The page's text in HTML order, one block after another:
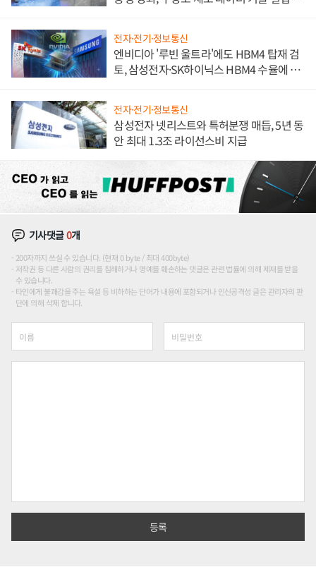
전자·전기·정보통신
엔비디아 '루빈 울트라'에도 HBM4 탑재 검
토, 삼성전자·SK하이닉스 HBM4 수율에 주
전자·전기·정보통신
삼성전자 넷리스트와 특허분쟁 매듭, 5년 동
안 최대 1.3조 라이선스비 지급
기사댓글0개
200자까지 쓰실 수 있습니다. (현재 0 byte / 최대 400byte)
저작권 등 다른 사람의 권리를 침해하거나 명예를 훼손하는 댓글은 관련 법률에 의해 제재를 받을
수 있습니다.
타인에게 불쾌감을 주는 욕설 등 비하하는 단어가 내용에 포함되거나 인신공격성 글은 관리자의 판
단에 의해 삭제 합니다.